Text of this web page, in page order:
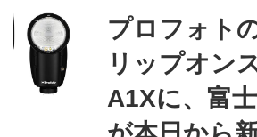
プロフォト
リップオン
A1Xに、富